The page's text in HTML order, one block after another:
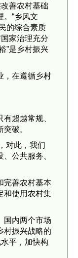
善农村基础
“乡风文
的综合素质
家治理充分
”是乡村振兴
，在遵循乡村
超越常规、
破。
对此，我们
公共服务、
完善农村基本
和使用农村集
国内两个市场
村振兴战略的
平，加快构